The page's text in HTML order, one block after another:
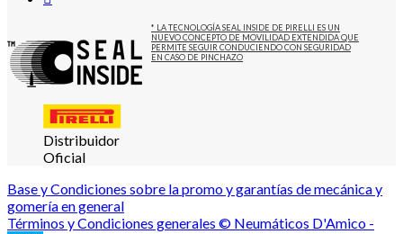
* LA TECNOLOGÍA SEAL INSIDE DE PIRELLI ES UN
NUEVO CONCEPTO DE MOVILIDAD EXTENDIDA QUE
PERMITE SEGUIR CONDUCIENDO CON SEGURIDAD
EN CASO DE PINCHAZO
Distribuidor
Oficial
Base y Condiciones sobre la promo y garantías de mecánica y
gomería en general
Términos y Condiciones generales © Neumáticos D'Amico -